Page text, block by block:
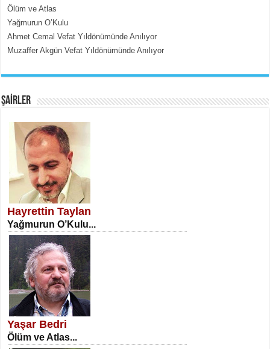
SATILMIŞ ÜMİT ÇETİNKAYA
Erkenlik...
NECLA DİLEK ARSLAN
Öğretmenler Günü Mahkemesi...
Ölüm ve Atlas
Yağmurun O’Kulu
Ahmet Cemal Vefat Yıldönümünde Anılıyor
Muzaffer Akgün Vefat Yıldönümünde Anılıyor
ŞAİRLER
Hayrettin Taylan
Yağmurun O’Kulu...
Yaşar Bedri
Ölüm ve Atlas...